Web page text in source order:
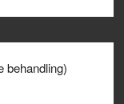
behandling)